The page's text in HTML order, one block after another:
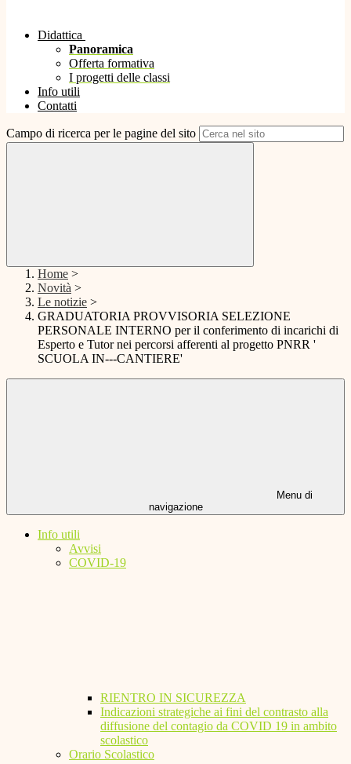
Didattica
Panoramica
Offerta formativa
I progetti delle classi
Info utili
Contatti
Campo di ricerca per le pagine del sito
Home >
Novità >
Le notizie >
GRADUATORIA PROVVISORIA SELEZIONE
PERSONALE INTERNO per il conferimento di incarichi di
Esperto e Tutor nei percorsi afferenti al progetto PNRR '
SCUOLA IN---CANTIERE'
Menu di
navigazione
Info utili
Avvisi
COVID-19
RIENTRO IN SICUREZZA
Indicazioni strategiche ai fini del contrasto alla
diffusione del contagio da COVID 19 in ambito
scolastico
Orario Scolastico